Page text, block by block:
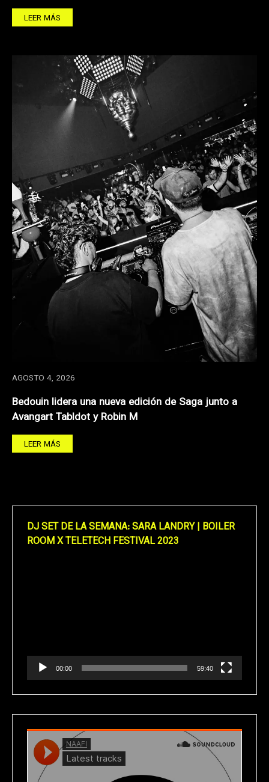
LEER MÁS
AGOSTO 4, 2026
Bedouin lidera una nueva edición de Saga junto a
Avangart Tabldot y Robin M
LEER MÁS
DJ SET DE LA SEMANA: SARA LANDRY | BOILER
ROOM X TELETECH FESTIVAL 2023
00:00 59:40